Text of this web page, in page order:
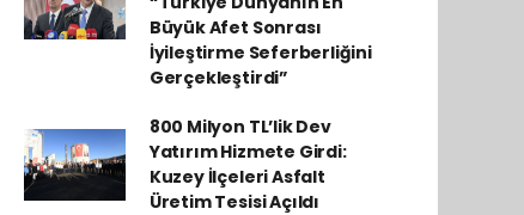
Büyük Afet Sonrası
İyileştirme Seferberliğini
Gerçekleştirdi”
800 Milyon TL’lik Dev
Yatırım Hizmete Girdi:
Kuzey İlçeleri Asfalt
Üretim Tesisi Açıldı